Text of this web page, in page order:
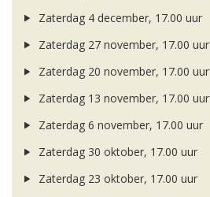
Zaterdag 4 december, 17.00 uur
Zaterdag 27 november, 17.00 uur
Zaterdag 20 november, 17.00 uur
Zaterdag 13 november, 17.00 uur
Zaterdag 6 november, 17.00 uur
Zaterdag 30 oktober, 17.00 uur
Zaterdag 23 oktober, 17.00 uur